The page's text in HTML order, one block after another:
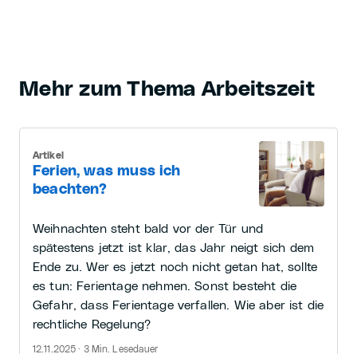
Mehr zum Thema Arbeitszeit
Ferien, was muss ich
beachten?
Artikel
Weihnachten steht bald vor der Tür und
spätestens jetzt ist klar, das Jahr neigt sich dem
Ende zu. Wer es jetzt noch nicht getan hat, sollte
es tun: Ferientage nehmen. Sonst besteht die
Gefahr, dass Ferientage verfallen. Wie aber ist die
rechtliche Regelung?
12.11.2025 · 3 Min. Lesedauer